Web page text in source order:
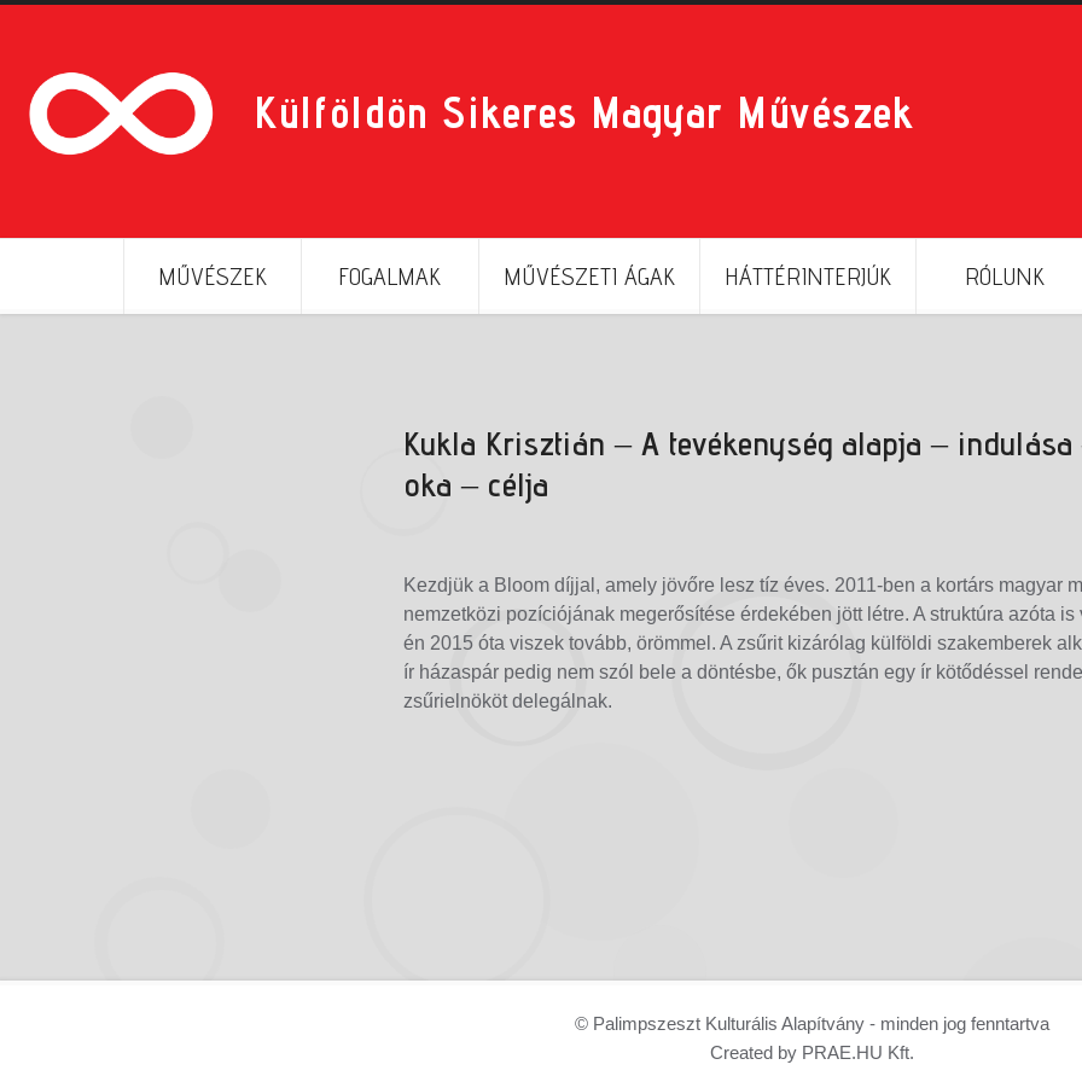
Külföldön Sikeres Magyar Művészek
MŰVÉSZEK FOGALMAK MŰVÉSZETI ÁGAK HÁTTÉRINTERJÚK RÓLUNK
Kukla Krisztián – A tevékenység alapja – indulása
oka – célja
Kezdjük a Bloom díjjal, amely jövőre lesz tíz éves. 2011-ben a kortárs magyar
nemzetközi pozíciójának megerősítése érdekében jött létre. A struktúra azóta is
én 2015 óta viszek tovább, örömmel. A zsűrit kizárólag külföldi szakemberek
ír házaspár pedig nem szól bele a döntésbe, ők pusztán egy ír kötődéssel
zsűrielnököt delegálnak.
© Palimpszeszt Kulturális Alapítvány - minden jog fenntartva
Created by PRAE.HU Kft.